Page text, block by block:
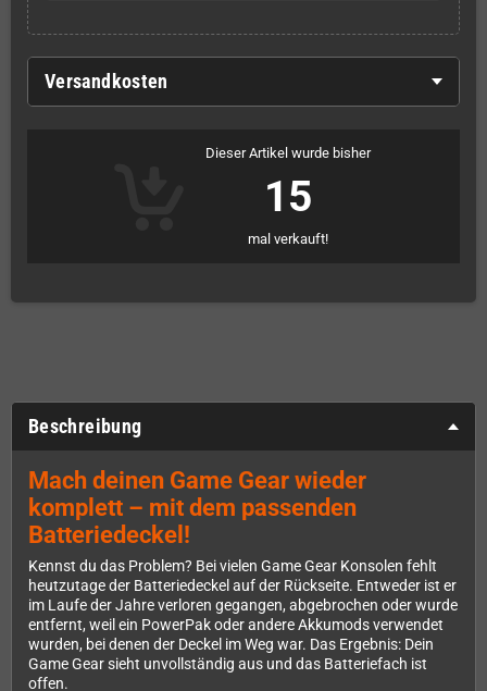
Versandkosten
Dieser Artikel wurde bisher
15
mal verkauft!
Beschreibung
Mach deinen Game Gear wieder
komplett – mit dem passenden
Batteriedeckel!
Kennst du das Problem? Bei vielen Game Gear Konsolen fehlt
heutzutage der Batteriedeckel auf der Rückseite. Entweder ist er
im Laufe der Jahre verloren gegangen, abgebrochen oder wurde
entfernt, weil ein PowerPak oder andere Akkumods verwendet
wurden, bei denen der Deckel im Weg war. Das Ergebnis: Dein
Game Gear sieht unvollständig aus und das Batteriefach ist
offen.